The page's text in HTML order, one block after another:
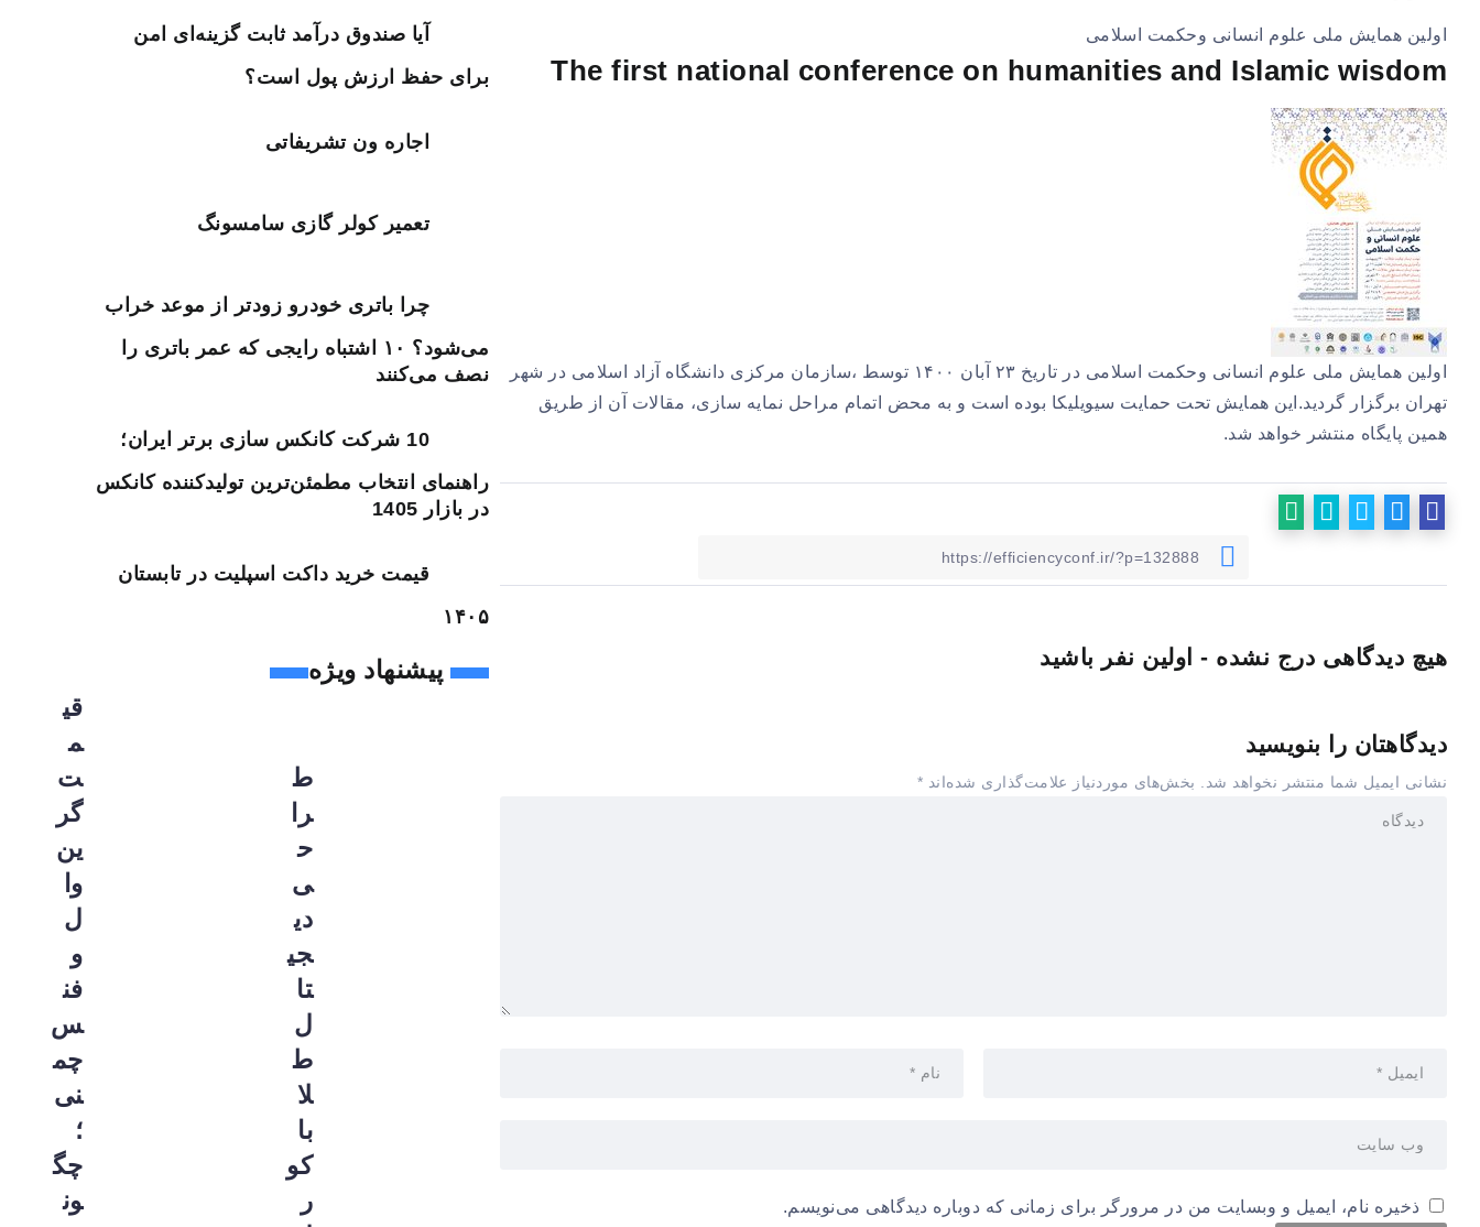
اولین همایش ملی علوم انسانی وحکمت اسلامی
The first national conference on humanities and Islamic wisdom
اولین همایش ملی علوم انسانی وحکمت اسلامی در تاریخ ۲۳ آبان ۱۴۰۰ توسط ،سازمان مرکزی دانشگاه آزاد اسلامی در شهر
تهران برگزار گردید.این همایش تحت حمایت سیویلیکا بوده است و به محض اتمام مراحل نمایه سازی، مقالات آن از طریق
همین پایگاه منتشر خواهد شد.
هیچ دیدگاهی درج نشده - اولین نفر باشید
دیدگاهتان را بنویسید
نشانی ایمیل شما منتشر نخواهد شد. بخش‌های موردنیاز علامت‌گذاری شده‌اند *
ذخیره نام، ایمیل و وبسایت من در مرورگر برای زمانی که دوباره دیدگاهی می‌نویسم.
آیا صندوق درآمد ثابت گزینه‌ای امن
برای حفظ ارزش پول است؟
اجاره ون تشریفاتی
تعمیر کولر گازی سامسونگ
چرا باتری خودرو زودتر از موعد خراب
می‌شود؟ ۱۰ اشتباه رایجی که عمر باتری را
نصف می‌کنند
10 شرکت کانکس سازی برتر ایران؛
راهنمای انتخاب مطمئن‌ترین تولیدکننده کانکس
در بازار 1405
قیمت خرید داکت اسپلیت در تابستان
۱۴۰۵
پیشنهاد ویژه
ط
را
ح
ی
دی
جی
تا
ل
ط
لا
با
کو
ر
قی
م
ت
گر
ین
وا
ل
و
فن
س
چم
نی
؛
چگ
ون